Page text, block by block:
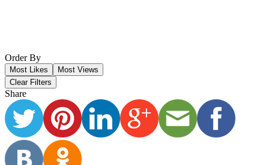
Order By
Most Likes
Most Views
Clear Filters
Share